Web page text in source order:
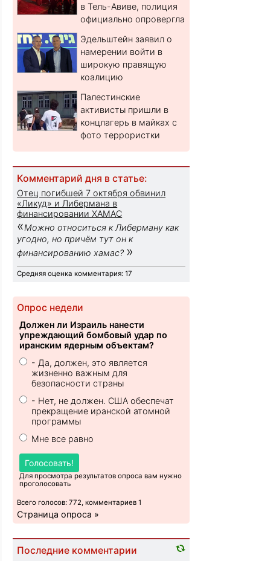
в Тель-Авиве, полиция
официально опровергла
Эдельштейн заявил о
намерении войти в
широкую правящую
коалицию
Палестинские
активисты пришли в
концлагерь в майках с
фото террористки
Комментарий дня в статье:
Отец погибшей 7 октября обвинил
«Ликуд» и Либермана в
финансировании ХАМАС
«Можно относиться к Либерману как
угодно, но причём тут он к
финансированию хамас? »
Средняя оценка комментария: 17
Опрос недели
Должен ли Израиль нанести
упреждающий бомбовый удар по
иранским ядерным объектам?
- Да, должен, это является
жизненно важным для
безопасности страны
- Нет, не должен. США обеспечат
прекращение иранской атомной
программы
Мне все равно
Голосовать!
Для просмотра результатов опроса вам нужно
проголосовать
Всего голосов: 772, комментариев 1
Страница опроса »
Последние комментарии